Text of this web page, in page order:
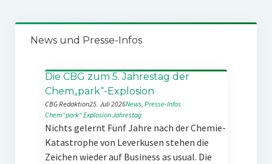
News und Presse-Infos
Die CBG zum 5. Jahrestag der
Chem„park“-Explosion
CBG Redaktion25. Juli 2026News, Presse-Infos
Chem“park“ExplosionJahrestag
Nichts gelernt Fünf Jahre nach der Chemie-
Katastrophe von Leverkusen stehen die
Zeichen wieder auf Business as usual. Die